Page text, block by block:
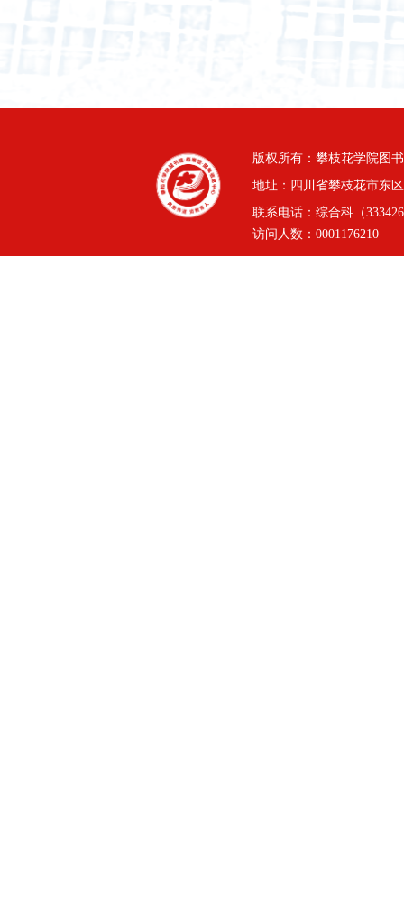
版权所有：攀枝花学院图
地址：四川省攀枝花市东
联系电话：综合科（
访问人数： 0001176210